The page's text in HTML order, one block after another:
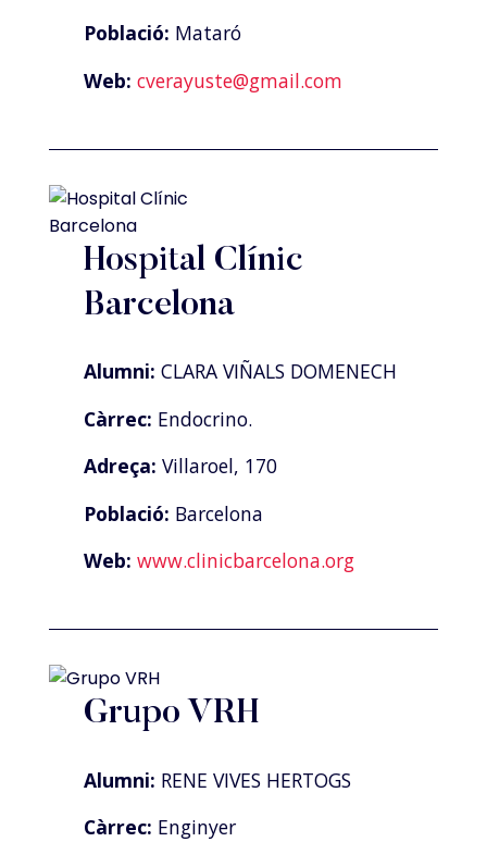
Població: Mataró
Web: cverayuste@gmail.com
Hospital Clínic
Barcelona
Alumni: CLARA VIÑALS DOMENECH
Càrrec: Endocrino.
Adreça: Villaroel, 170
Població: Barcelona
Web: www.clinicbarcelona.org
Grupo VRH
Alumni: RENE VIVES HERTOGS
Càrrec: Enginyer